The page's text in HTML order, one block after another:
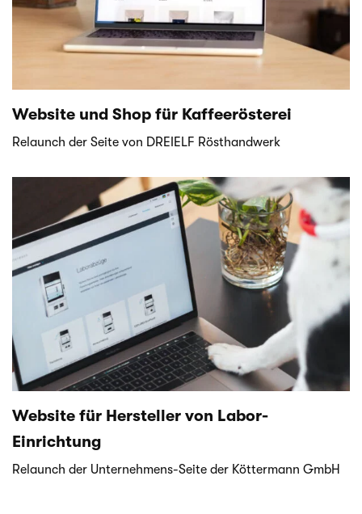
Website und Shop für Kaffeerösterei
Relaunch der Seite von DREIELF Rösthandwerk
Website für Hersteller von Labor-
Einrichtung
Relaunch der Unternehmens-Seite der Köt­ter­mann GmbH